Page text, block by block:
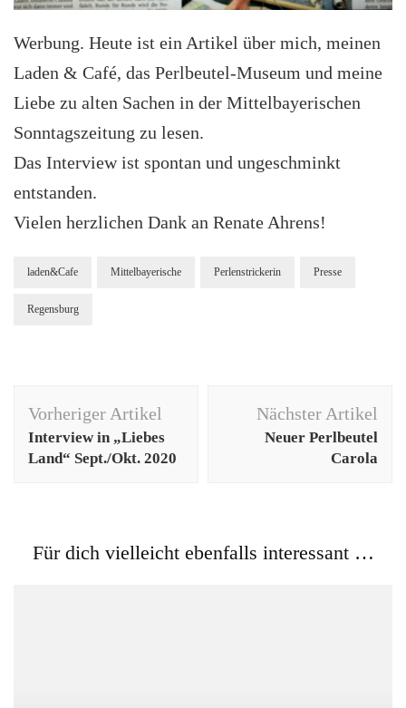
Werbung. Heute ist ein Artikel über mich, meinen
Laden & Café, das Perlbeutel-Museum und meine
Liebe zu alten Sachen in der Mittelbayerischen
Sonntagszeitung zu lesen.
Das Interview ist spontan und ungeschminkt
entstanden.
Vielen herzlichen Dank an Renate Ahrens!
laden&Cafe Mittelbayerische Perlenstrickerin Presse
Regensburg
Beitragsnavigation
Vorheriger Artikel
Interview in „Liebes
Land“ Sept./Okt. 2020
Nächster Artikel
Neuer Perlbeutel
Carola
Für dich vielleicht ebenfalls interessant …